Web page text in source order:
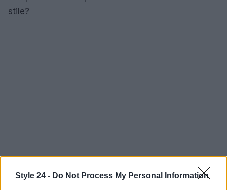
Style 24 - Do Not Process My Personal Information
stile?